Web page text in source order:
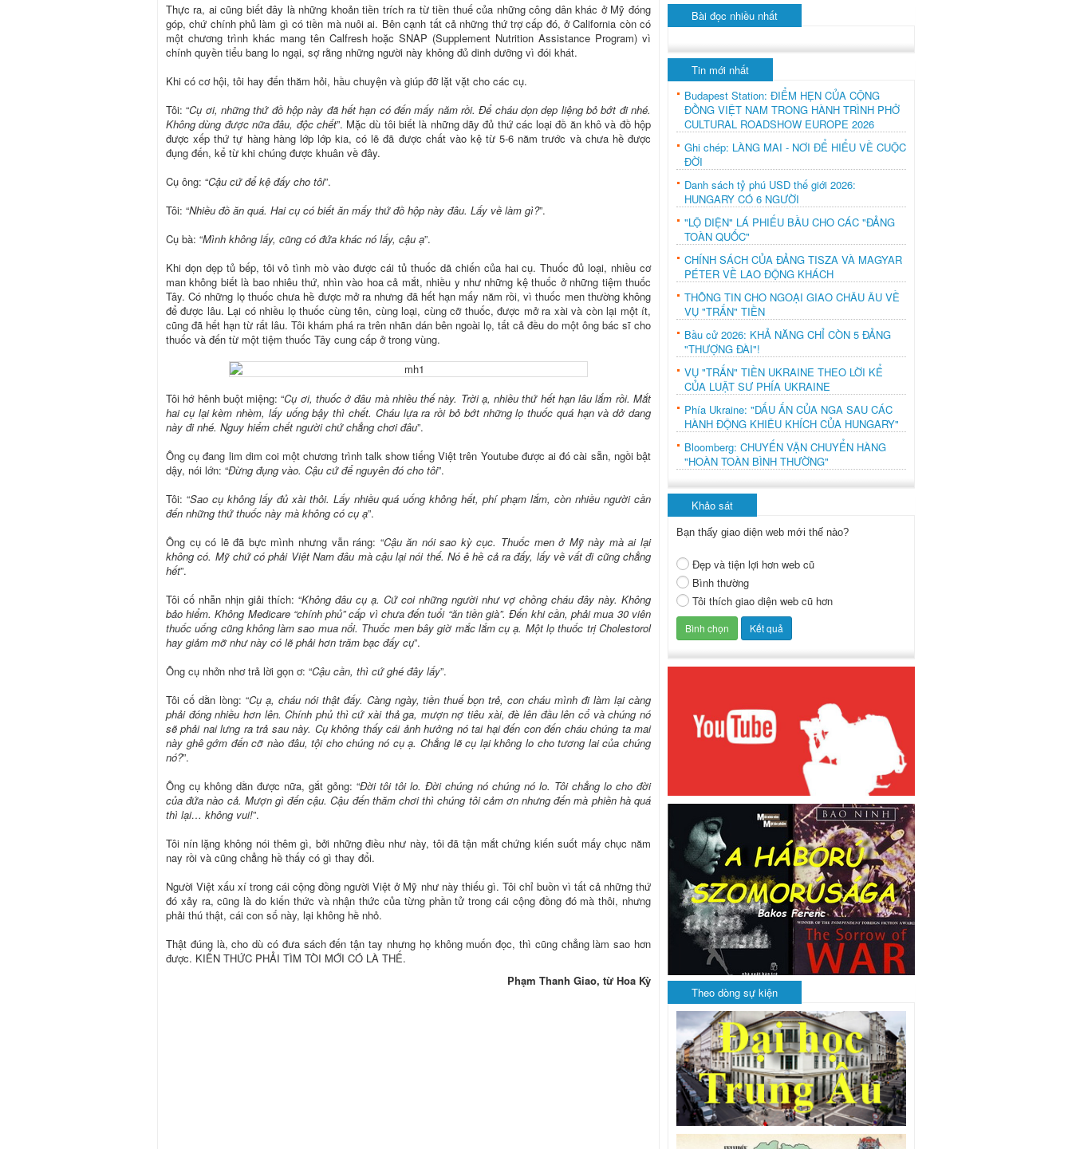
Thực ra, ai cũng biết đây là những khoản tiền trích ra từ tiền thuế của những công dân khác ở Mỹ đóng
góp, chứ chính phủ làm gì có tiền mà nuôi ai. Bên cạnh tất cả những thứ trợ cấp đó, ở California còn có
một chương trình khác mang tên Calfresh hoặc SNAP (Supplement Nutrition Assistance Program) vì
chính quyền tiểu bang lo ngại, sợ rằng những người này không đủ dinh dưỡng vì đói khát.
Khi có cơ hội, tôi hay đến thăm hỏi, hầu chuyện và giúp đỡ lặt vặt cho các cụ.
Tôi: “Cụ ơi, những thứ đồ hộp này đã hết hạn có đến mấy năm rồi. Để cháu dọn dẹp liệng bỏ bớt đi nhé.
Không dùng được nữa đâu, độc chết”. Mặc dù tôi biết là những dãy đủ thứ các loại đồ ăn khô và đồ hộp
được xếp thứ tự hàng hàng lớp lớp kia, có lẽ đã được chất vào kệ từ 5-6 năm trước và chưa hề được
đụng đến, kể từ khi chúng được khuân về đây.
Cụ ông: “Cậu cứ để kệ đấy cho tôi”.
Tôi: “Nhiều đồ ăn quá. Hai cụ có biết ăn mấy thứ đồ hộp này đâu. Lấy về làm gì?”.
Cụ bà: “Mình không lấy, cũng có đứa khác nó lấy, cậu ạ”.
Khi dọn dẹp tủ bếp, tôi vô tình mò vào được cái tủ thuốc dã chiến của hai cụ. Thuốc đủ loại, nhiều cơ
man không biết là bao nhiêu thứ, nhìn vào hoa cả mắt, nhiều y như những kệ thuốc ở những tiệm thuốc
Tây. Có những lọ thuốc chưa hề được mở ra nhưng đã hết hạn mấy năm rồi, vì thuốc men thường không
để được lâu. Lại có nhiều lọ thuốc cùng tên, cùng loại, cùng cỡ thuốc, được mở ra xài và còn lại một ít,
cũng đã hết hạn từ rất lâu. Tôi khám phá ra trên nhãn dán bên ngoài lọ, tất cả đều do một ông bác sĩ cho
thuốc và đến từ một tiệm thuốc Tây cung cấp ở trong vùng.
Tôi hớ hênh buột miệng: “Cụ ơi, thuốc ở đâu mà nhiều thế này. Trời ạ, nhiều thứ hết hạn lâu lắm rồi. Mắt
hai cụ lại kèm nhèm, lấy uống bậy thì chết. Cháu lựa ra rồi bỏ bớt những lọ thuốc quá hạn và dở dang
này đi nhé. Nguy hiểm chết người chứ chẳng chơi đâu”.
Ông cụ đang lim dim coi một chương trình talk show tiếng Việt trên Youtube được ai đó cài sẵn, ngồi bật
dậy, nói lớn: “Đừng đụng vào. Cậu cứ để nguyên đó cho tôi”.
Tôi: “Sao cụ không lấy đủ xài thôi. Lấy nhiều quá uống không hết, phí phạm lắm, còn nhiều người cần
đến những thứ thuốc này mà không có cụ ạ”.
Ông cụ có lẽ đã bực mình nhưng vẫn ráng: “Cậu ăn nói sao kỳ cục. Thuốc men ở Mỹ này mà ai lại
không có. Mỹ chứ có phải Việt Nam đâu mà cậu lại nói thế. Nó ê hề cả ra đấy, lấy về vất đi cũng chẳng
hết”.
Tôi cố nhẫn nhịn giải thích: “Không đâu cụ ạ. Cứ coi những người như vợ chồng cháu đây này. Không
bảo hiểm. Không Medicare “chính phủ” cấp vì chưa đến tuổi “ăn tiền già”. Đến khi cần, phải mua 30 viên
thuốc uống cũng không làm sao mua nổi. Thuốc men bây giờ mắc lắm cụ ạ. Một lọ thuốc trị Cholestorol
hay giảm mỡ như này có lẽ phải hơn trăm bạc đấy cụ”.
Ông cụ nhởn nhơ trả lời gọn ơ: “Cậu cần, thì cứ ghé đây lấy”.
Tôi cố dằn lòng: “Cụ ạ, cháu nói thật đấy. Càng ngày, tiền thuế bọn trẻ, con cháu mình đi làm lại càng
phải đóng nhiều hơn lên. Chính phủ thì cứ xài thả ga, mượn nợ tiêu xài, đè lên đầu lên cổ và chúng nó
sẽ phải nai lưng ra trả sau này. Cụ không thấy cái ảnh hưởng nó tai hại đến con đến cháu chúng ta mai
này ghê gớm đến cỡ nào đâu, tội cho chúng nó cụ ạ. Chẳng lẽ cụ lại không lo cho tương lai của chúng
nó?”.
Ông cụ không dằn được nữa, gắt gỏng: “Đời tôi tôi lo. Đời chúng nó chúng nó lo. Tôi chẳng lo cho đời
của đứa nào cả. Mượn gì đến cậu. Cậu đến thăm chơi thì chúng tôi cảm ơn nhưng đến mà phiền hà quá
thì lại… không vui!”.
Tôi nín lặng không nói thêm gì, bởi những điều như này, tôi đã tận mắt chứng kiến suốt mấy chục năm
nay rồi và cũng chẳng hề thấy có gì thay đổi.
Người Việt xấu xí trong cái cộng đồng người Việt ở Mỹ như này thiếu gì. Tôi chỉ buồn vì tất cả những thứ
đó xảy ra, cũng là do kiến thức và nhận thức của từng phần tử trong cái cộng đồng đó mà thôi, nhưng
phải thú thật, cái con số này, lại không hề nhỏ.
Thật đúng là, cho dù có đưa sách đến tận tay nhưng họ không muốn đọc, thì cũng chẳng làm sao hơn
được. KIẾN THỨC PHẢI TÌM TÒI MỚI CÓ LÀ THẾ.
Phạm Thanh Giao, từ Hoa Kỳ
Bài đọc nhiều nhất
Tin mới nhất
Budapest Station: ĐIỂM HẸN CỦA CỘNG
ĐỒNG VIỆT NAM TRONG HÀNH TRÌNH PHỞ
CULTURAL ROADSHOW EUROPE 2026
Ghi chép: LÀNG MAI - NƠI ĐỂ HIỂU VỀ CUỘC
ĐỜI
Danh sách tỷ phú USD thế giới 2026:
HUNGARY CÓ 6 NGƯỜI
"LỘ DIỆN" LÁ PHIẾU BẦU CHO CÁC "ĐẢNG
TOÀN QUỐC"
CHÍNH SÁCH CỦA ĐẢNG TISZA VÀ MAGYAR
PÉTER VỀ LAO ĐỘNG KHÁCH
THÔNG TIN CHO NGOẠI GIAO CHÂU ÂU VỀ
VỤ "TRẤN" TIỀN
Bầu cử 2026: KHẢ NĂNG CHỈ CÒN 5 ĐẢNG
"THƯỢNG ĐÀI"!
VỤ "TRẤN" TIỀN UKRAINE THEO LỜI KỂ
CỦA LUẬT SƯ PHÍA UKRAINE
Phía Ukraine: "DẤU ẤN CỦA NGA SAU CÁC
HÀNH ĐỘNG KHIÊU KHÍCH CỦA HUNGARY"
Bloomberg: CHUYẾN VẬN CHUYỂN HÀNG
"HOÀN TOÀN BÌNH THƯỜNG"
Khảo sát
Bạn thấy giao diện web mới thế nào?
Đẹp và tiện lợi hơn web cũ
Bình thường
Tôi thích giao diện web cũ hơn
Theo dòng sự kiện